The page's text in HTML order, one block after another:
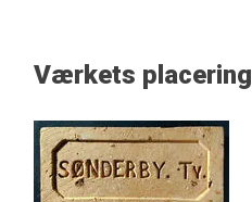
Værkets placering